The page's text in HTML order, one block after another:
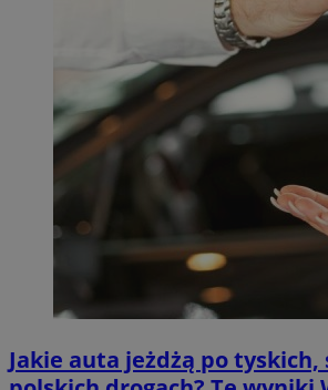
Jakie auta jeżdżą po tyskich,